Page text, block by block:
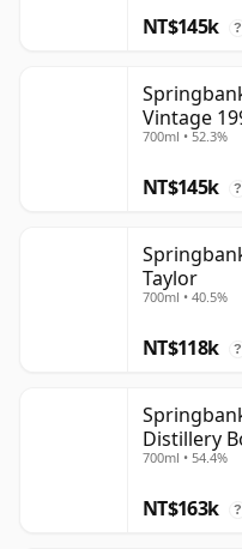
NT$145k ?
Vintage
700ml • 52.3%
NT$145k ?
Taylor
700ml • 40.5%
NT$118k ?
Distillery
700ml • 54.4%
NT$163k ?